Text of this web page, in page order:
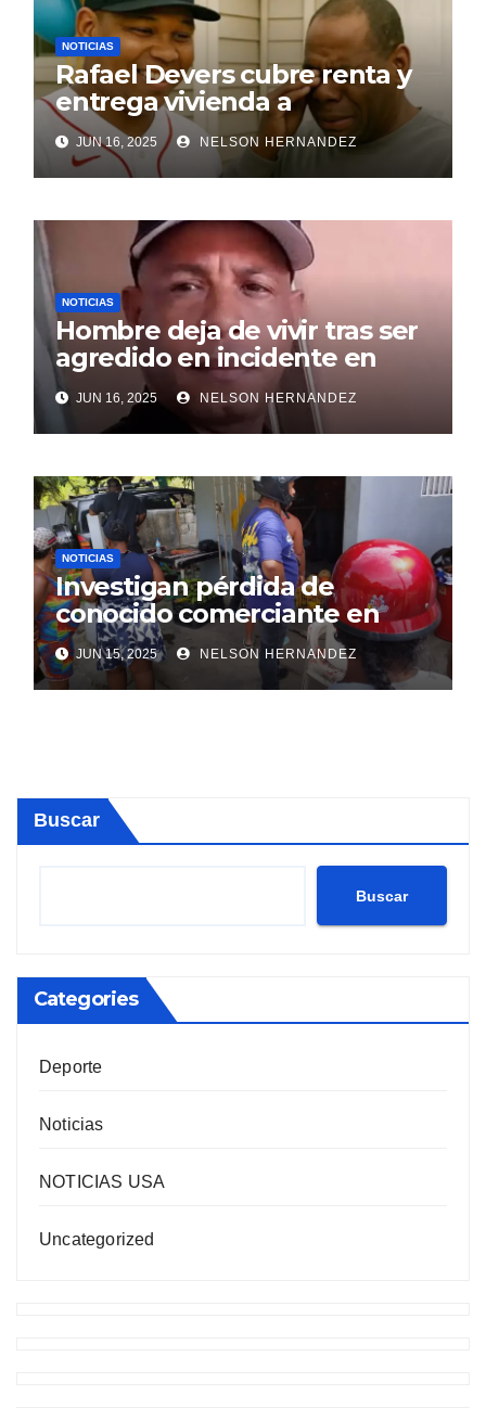
NOTICIAS
Rafael Devers cubre renta y
entrega vivienda a
exentrenador en RD
JUN 16, 2025 NELSON HERNANDEZ
NOTICIAS
Hombre deja de vivir tras ser
agredido en incidente en
SDE
JUN 16, 2025 NELSON HERNANDEZ
NOTICIAS
Investigan pérdida de
conocido comerciante en
Sosúa
JUN 15, 2025 NELSON HERNANDEZ
Buscar
Buscar
Categories
Deporte
Noticias
NOTICIAS USA
Uncategorized